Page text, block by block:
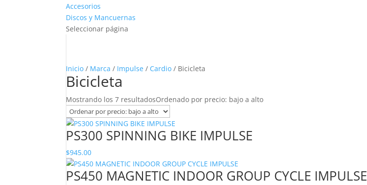
Accesorios
Discos y Mancuernas
Seleccionar página
Inicio / Marca / Impulse / Cardio / Bicicleta
Bicicleta
Mostrando los 7 resultadosOrdenado por precio: bajo a alto
PS300 SPINNING BIKE IMPULSE
$945.00
PS450 MAGNETIC INDOOR GROUP CYCLE IMPULSE